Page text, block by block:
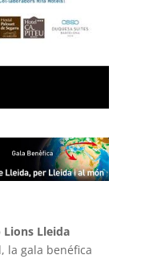
Lions Lleida
la gala benéfica